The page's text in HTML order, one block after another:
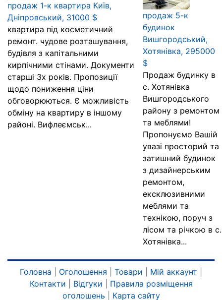
продаж 1-к квартира Київ,
Дніпровський, 31000 $
квартира під косметичний
ремонт. чудове розташування,
будівля з капітальними
кирпічними стінами. Документи
старші 3х років. Пропозиції
щодо пониження ціни
обговорюються. Є можливість
обміну на квартиру в іншому
районі. Вифлеємськ...
продаж 5-к
будинок
Вишгородський,
Хотянівка, 295000
$
Продаж будинку в
с. Хотянівка
Вишгородського
району з ремонтом
та меблями!
Пропонуємо Вашій
увазі просторий та
затишний будинок
з дизайнерським
ремонтом,
ексклюзивними
меблями та
технікою, поруч з
лісом та річкою в с.
Хотянівка...
Головна Оголошення Товари Мій аккаунт
Контакти
Відгуки
Правила розміщення
оголошень
Карта сайту